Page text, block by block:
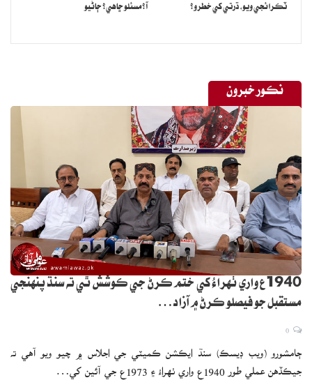
ٽڪرائجي ويو، ڌرتي کي خطرو؟
آ؟ مسئلو ڇاهي؟ ڄاڻيو
نڪور خبرون
1940ع واري ٺهراءُ کي ختم ڪرڻ جي ڪوشش ٿي ته سنڌ پنهنجي
مستقبل جو فيصلو ڪرڻ ۾ آزاد…
ڄامشورو (ويب ڊيسڪ) سنڌ ايڪشن ڪميٽي جي اجلاس ۾ چيو ويو آهي ته
جيڪڏهن عملي طور 1940ع واري ٺهراءُ ۽ 1973ع جي آئين کي…